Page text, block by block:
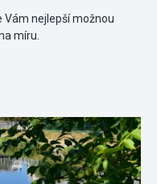
Vám nejlepší možnou
míru.